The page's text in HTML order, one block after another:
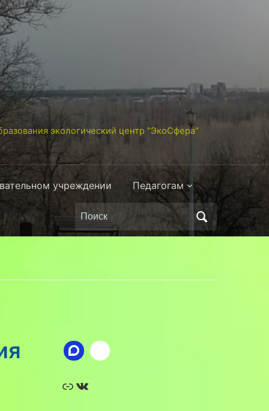
экологический центр "ЭкоСфера"
учреждении Педагогам
Поиск
по:
Ссылка